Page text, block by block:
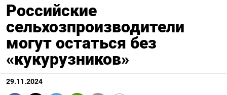
Российские
сельхозпроизводители
могут остаться без
«кукурузников»
29.11.2024